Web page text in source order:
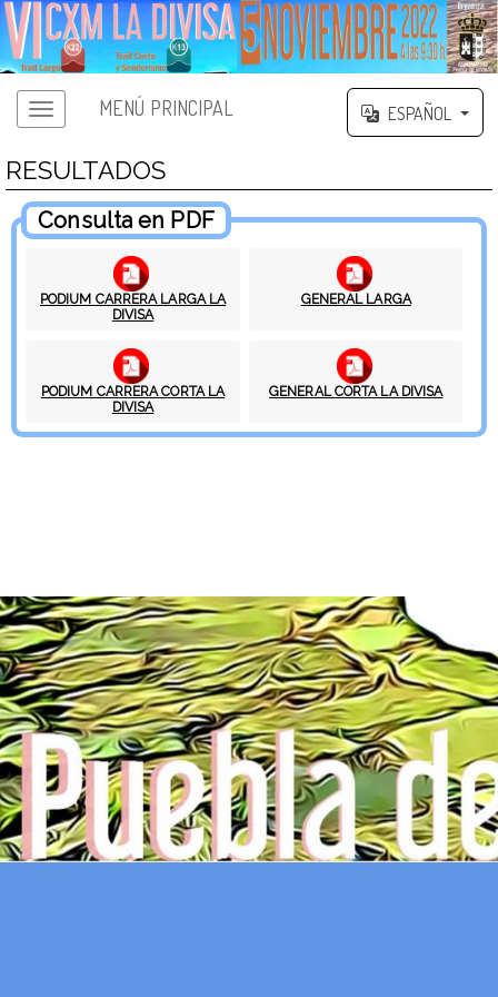
MENÚ PRINCIPAL ESPAÑOL
RESULTADOS
Consulta en PDF
PODIUM CARRERA LARGA LA
DIVISA
GENERAL LARGA
PODIUM CARRERA CORTA LA
DIVISA
GENERAL CORTA LA DIVISA